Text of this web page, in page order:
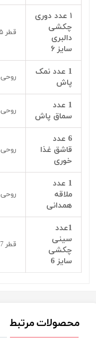
۱ عدد دوری
چکشی
دالبری
سایز ۶
قطر ۲۵/۵ سانت ارتفاع ۳/۵ سانت
1 عدد نمک
پاش
روحی
1 عدد
سماق پاش
روحی
6 عدد
قاشق غذا
خوری
روحی
1 عدد
ملاقه
همدانی
روحی
1عدد
سینی
چکشی
سایز 6
قطر 57 سانت
محصولات مرتبط